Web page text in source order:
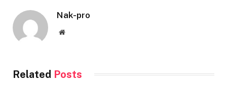
Nak-pro
Website
Related Posts